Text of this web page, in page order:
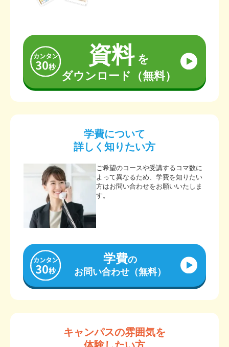
資料を
ダウンロード（無料）
学費について
詳しく知りたい方
ご希望のコースや受講するコマ数に
よって異なるため、学費を知りたい
方はお問い合わせをお願いいたしま
す。
学費の
お問い合わせ（無料）
キャンパスの雰囲気を